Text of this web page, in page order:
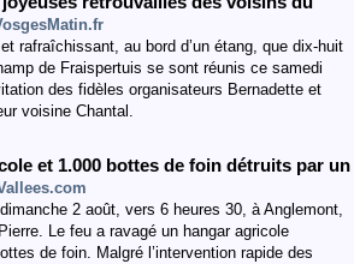
rafraîchissant, au bord d’un étang, que dix-huit
de Fraispertuis se sont réunis ce samedi
des fidèles organisateurs Bernadette et
voisine Chantal.
et 1.000 bottes de foin détruits par un
2 août, vers 6 heures 30, à Anglemont,
Le feu a ravagé un hangar agricole
de foin. Malgré l’intervention rapide des